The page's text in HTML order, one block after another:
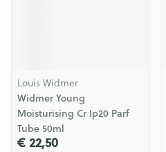
Louis Widmer
Widmer Young
Moisturising Cr Ip20 Parf
Tube 50ml
€ 22,50